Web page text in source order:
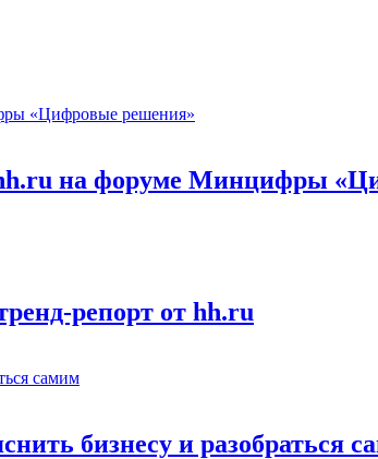
на форуме Минцифры
репорт от hh.ru
бизнесу и разобраться